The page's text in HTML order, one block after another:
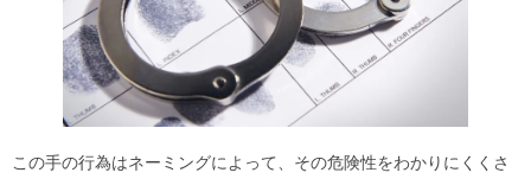
この手の行為はネーミングによって、その危険性をわかりにくくさ